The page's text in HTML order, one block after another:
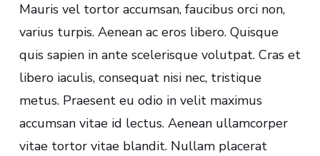
Mauris vel tortor accumsan, faucibus orci non,
varius turpis. Aenean ac eros libero. Quisque
quis sapien in ante scelerisque volutpat. Cras et
libero iaculis, consequat nisi nec, tristique
metus. Praesent eu odio in velit maximus
accumsan vitae id lectus. Aenean ullamcorper
vitae tortor vitae blandit. Nullam placerat